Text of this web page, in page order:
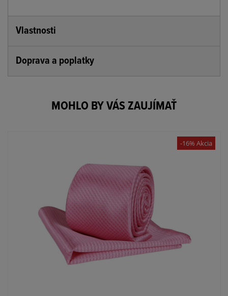
Vlastnosti
Doprava a poplatky
MOHLO BY VÁS ZAUJÍMAŤ
-16% Akcia